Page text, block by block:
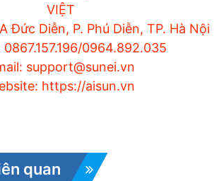
VIỆT
Đức Diễn, P. Phú Diễn, TP. Hà Nội
0964.892.035
support@sunei.vn
https://aisun.vn
quan